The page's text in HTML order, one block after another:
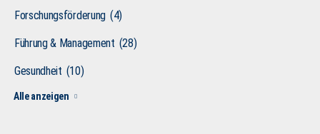
Forschungsförderung (4)
Führung & Management (28)
Gesundheit (10)
Alle anzeigen